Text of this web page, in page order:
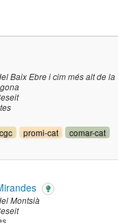
Baix Ebre i cim més alt de la
promi-cat
comar-cat
Montsià